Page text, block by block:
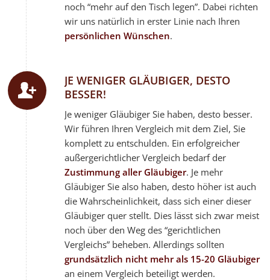
noch “mehr auf den Tisch legen”. Dabei richten
wir uns natürlich in erster Linie nach Ihren
persönlichen Wünschen.
JE WENIGER GLÄUBIGER, DESTO
BESSER!
Je weniger Gläubiger Sie haben, desto besser.
Wir führen Ihren Vergleich mit dem Ziel, Sie
komplett zu entschulden. Ein erfolgreicher
außergerichtlicher Vergleich bedarf der
Zustimmung aller Gläubiger. Je mehr
Gläubiger Sie also haben, desto höher ist auch
die Wahrscheinlichkeit, dass sich einer dieser
Gläubiger quer stellt. Dies lässt sich zwar meist
noch über den Weg des “gerichtlichen
Vergleichs” beheben. Allerdings sollten
grundsätzlich nicht mehr als 15-20 Gläubiger
an einem Vergleich beteiligt werden.